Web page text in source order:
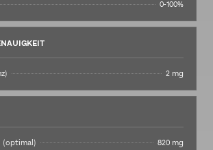
0-100%
2 mg
(optimal)
820 mg